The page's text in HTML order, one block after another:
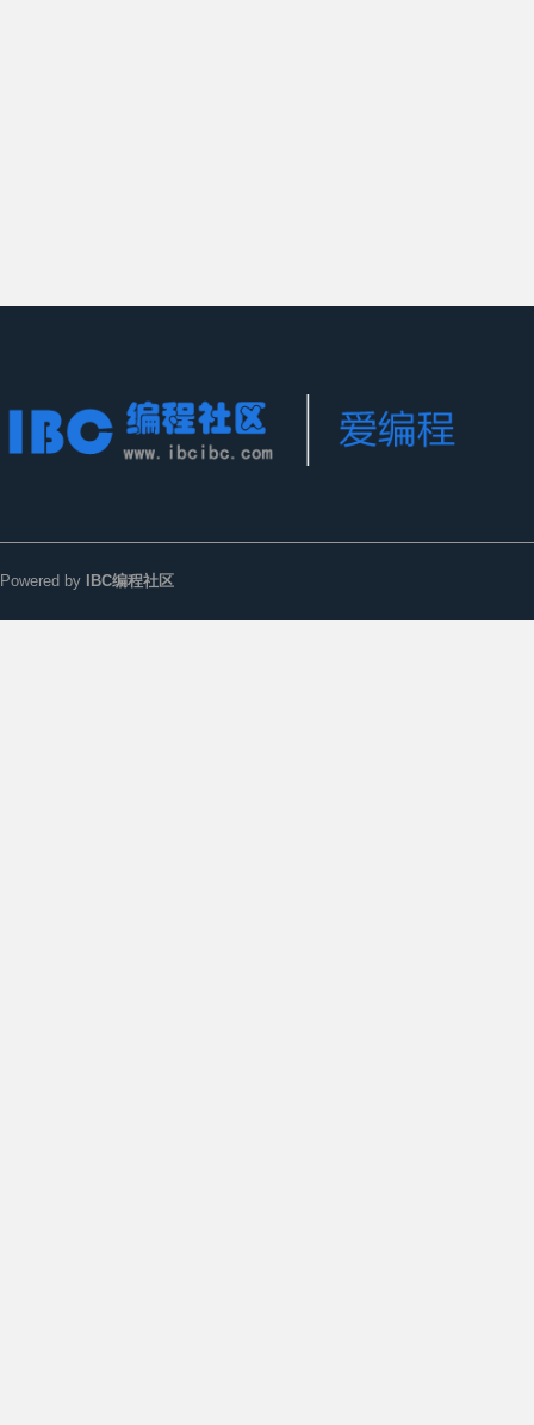
Powered by IBC编程社区